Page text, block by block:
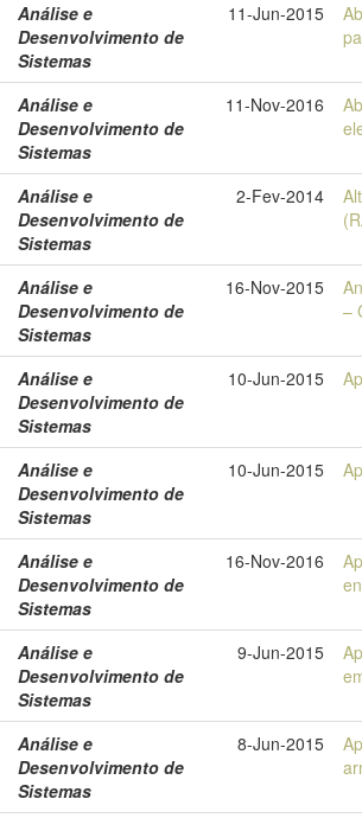
Análise e
Desenvolvimento de
Sistemas
11-Jun-2015
Análise e
Desenvolvimento de
Sistemas
11-Nov-2016
Análise e
Desenvolvimento de
Sistemas
2-Fev-2014
Análise e
Desenvolvimento de
Sistemas
16-Nov-2015
–
Análise e
Desenvolvimento de
Sistemas
10-Jun-2015
Análise e
Desenvolvimento de
Sistemas
10-Jun-2015
Análise e
Desenvolvimento de
Sistemas
16-Nov-2016
Análise e
Desenvolvimento de
Sistemas
9-Jun-2015
Análise e
Desenvolvimento de
Sistemas
8-Jun-2015